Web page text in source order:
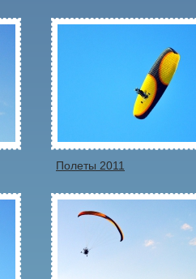
Полеты 2011